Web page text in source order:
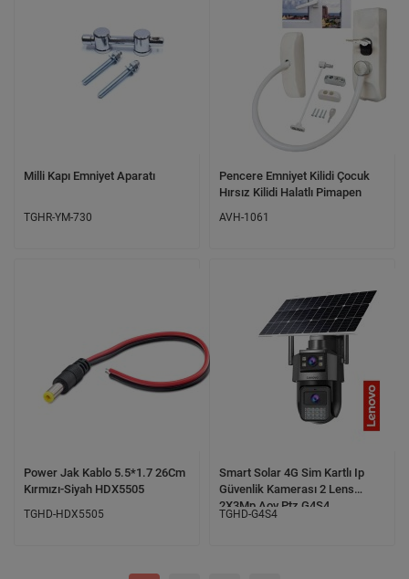
Milli Kapı Emniyet Aparatı
TGHR-YM-730
Pencere Emniyet Kilidi Çocuk
Hırsız Kilidi Halatlı Pimapen
AVH-1061
Power Jak Kablo 5.5*1.7 26Cm
Kırmızı-Siyah HDX5505
TGHD-HDX5505
Smart Solar 4G Sim Kartlı Ip
Güvenlik Kamerası 2 Lens
2X3Mp Aov Ptz G4S4
TGHD-G4S4